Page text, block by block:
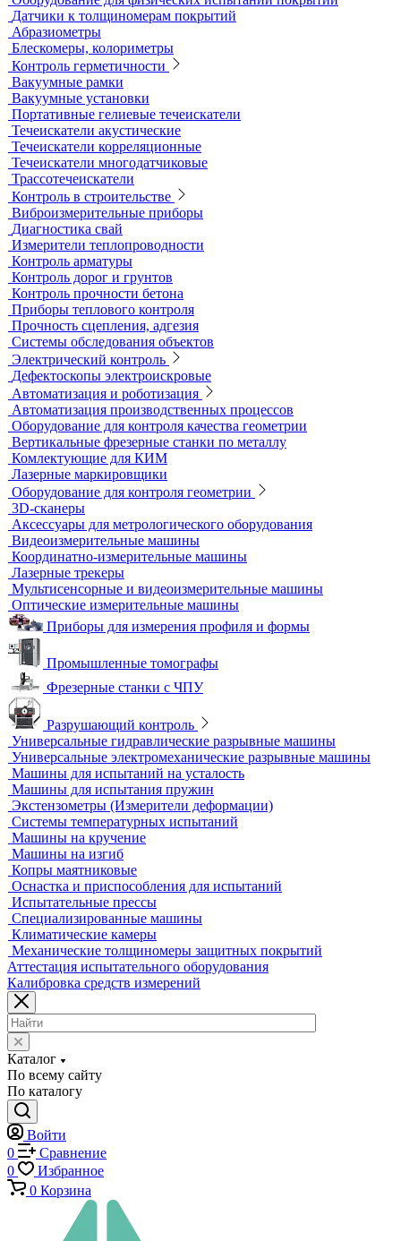
Толщиномеры покрытий
Контроль качества покрытий
Адгезиметры
Образцы для толщинометрии
Трибометры
Контроль чистоты поверхности
Оборудование для физических испытаний покрытий
Датчики к толщиномерам покрытий
Абразиометры
Блескомеры, колориметры
Контроль герметичности
Вакуумные рамки
Вакуумные установки
Портативные гелиевые течеискатели
Течеискатели акустические
Течеискатели корреляционные
Течеискатели многодатчиковые
Трассотечеискатели
Контроль в строительстве
Виброизмерительные приборы
Диагностика свай
Измерители теплопроводности
Контроль арматуры
Контроль дорог и грунтов
Контроль прочности бетона
Приборы теплового контроля
Прочность сцепления, адгезия
Системы обследования объектов
Электрический контроль
Дефектоскопы электроискровые
Автоматизация и роботизация
Автоматизация производственных процессов
Оборудование для контроля качества геометрии
Вертикальные фрезерные станки по металлу
Комлектующие для КИМ
Лазерные маркировщики
Оборудование для контроля геометрии
3D-сканеры
Аксессуары для метрологического оборудования
Видеоизмерительные машины
Координатно-измерительные машины
Лазерные трекеры
Мультисенсорные и видеоизмерительные машины
Оптические измерительные машины
Приборы для измерения профиля и формы
Промышленные томографы
Фрезерные станки с ЧПУ
Разрушающий контроль
Универсальные гидравлические разрывные машины
Универсальные электромеханические разрывные машины
Машины для испытаний на усталость
Машины для испытания пружин
Экстензометры (Измерители деформации)
Системы температурных испытаний
Машины на кручение
Машины на изгиб
Копры маятниковые
Оснастка и приспособления для испытаний
Испытательные прессы
Специализированные машины
Климатические камеры
Механические толщиномеры защитных покрытий
Аттестация испытательного оборудования
Калибровка средств измерений